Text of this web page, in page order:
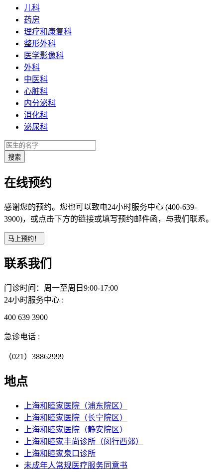
儿科
药房
理疗和康复科
整形外科
医学影像科
外科
中医科
心脏科
内分泌科
消化科
泌尿科
在线预约
感谢您的预约。您也可以致电24小时服务中心 (400-639-
3900)，或点击下方的链接或填写预约邮件函，与我们联系。
联系我们
门诊时间：周一至周日9:00-17:00
24小时服务中心 :
400 639 3900
急诊电话 :
（021）38862999
地点
上海和睦家医院（浦东院区）
上海和睦家医院（长宁院区）
上海和睦家医院（静安院区）
上海和睦家丰尚诊所（闵行西郊）
上海和睦家泉口诊所
未成年人常规医疗服务同意书